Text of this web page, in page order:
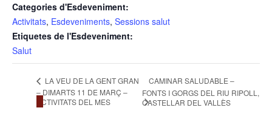
Categories d'Esdeveniment:
Activitats, Esdeveniments, Sessions salut
Etiquetes de l'Esdeveniment:
Salut
LA VEU DE LA GENT GRAN
– DIMARTS 11 DE MARÇ –
ACTIVITATS DEL MES
CAMINAR SALUDABLE –
FONTS I GORGS DEL RIU RIPOLL,
CASTELLAR DEL VALLÈS